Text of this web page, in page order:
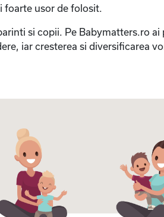
foarte usor de folosit.
si copii. Pe Babymatters.ro
iar cresterea si diversificarea